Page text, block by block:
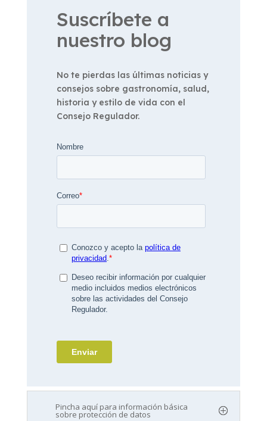
Suscríbete a
nuestro blog
No te pierdas las últimas noticias y
consejos sobre gastronomía, salud,
historia y estilo de vida con el
Consejo Regulador.
Pincha aquí para información básica
sobre protección de datos